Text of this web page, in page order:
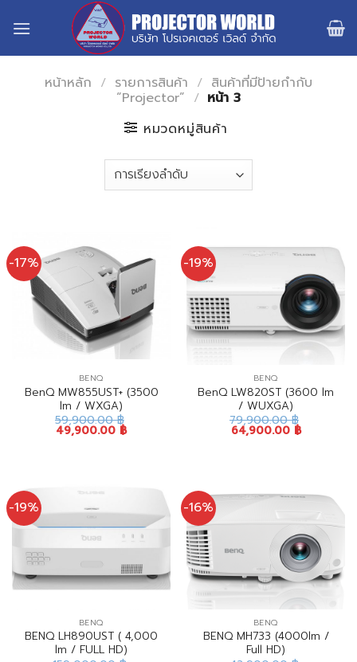
หน้าหลัก / รายการสินค้า / สินค้าที่มีป้ายกำกับ
“Projector” / หน้า 3
หมวดหมู่สินค้า
-17%
BENQ
BenQ MW855UST+ (3500
lm / WXGA)
59,900.00฿
49,900.00 ฿
-19%
BENQ
BenQ LW820ST (3600 lm
/ WUXGA)
79,900.00฿
64,900.00 ฿
-19%
BENQ
BENQ LH890UST ( 4,000
lm / FULL HD)
-16%
BENQ
BENQ MH733 (4000lm /
Full HD)